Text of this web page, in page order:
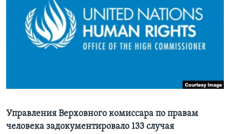
Learning English
СОЦИАЛЬНЫЕ СЕТИ
Управления Верховного комиссара по правам
человека задокументировало 133 случая